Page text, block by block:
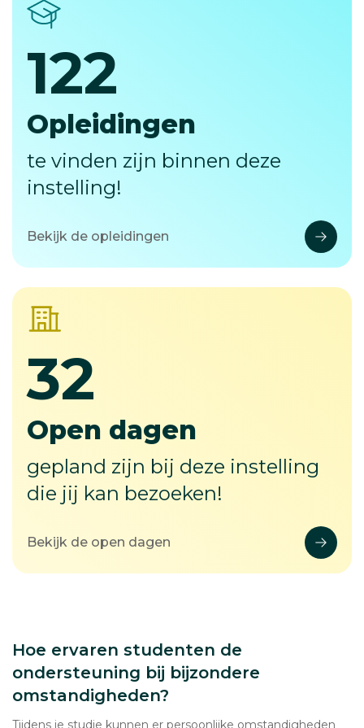
122
122
Opleidingen
te vinden zijn binnen deze
instelling!
Bekijk de opleidingen
32
32
Open dagen
gepland zijn bij deze instelling
die jij kan bezoeken!
Bekijk de open dagen
Hoe ervaren studenten de
ondersteuning bij bijzondere
omstandigheden?
Tijdens je studie kunnen er persoonlijke omstandigheden